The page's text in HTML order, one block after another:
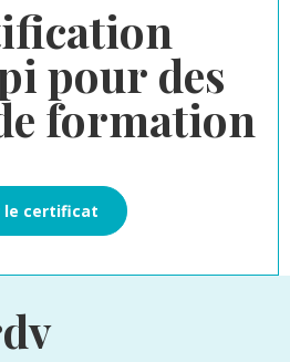
pour des
formation
le certificat